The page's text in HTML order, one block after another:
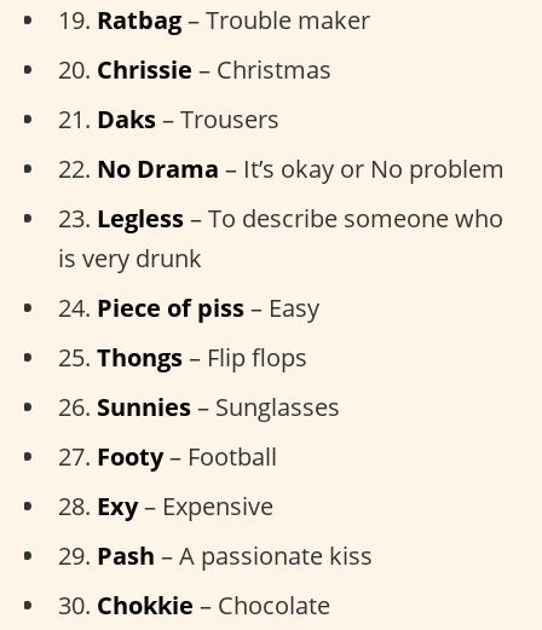
19. Ratbag– Trouble maker
20. Chrissie – Christmas
21. Daks– Trousers
22. No Drama – It’s okay or No problem
23. Legless– To describe someone who
is very drunk
24. Piece of piss– Easy
25. Thongs– Flip flops
26. Sunnies– Sunglasses
27. Footy– Football
28. Exy– Expensive
29. Pash – A passionate kiss
30. Chokkie – Chocolate